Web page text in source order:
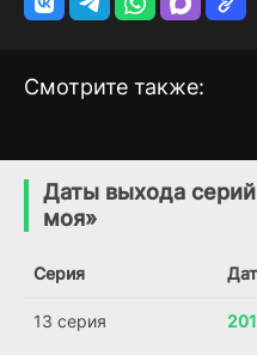
Смотрите также:
7.4
Даты выхода
моя»
Серия
13 серия